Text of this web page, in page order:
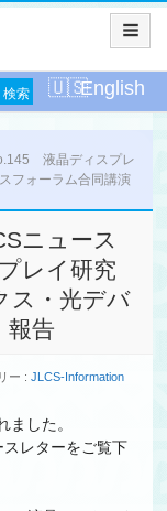
English
液晶ディスプレ
フォーラム合同講演
ニュース
レイ研究
ス・光デバ
告
ー :JLCS-Information
ました。
レターをご覧下